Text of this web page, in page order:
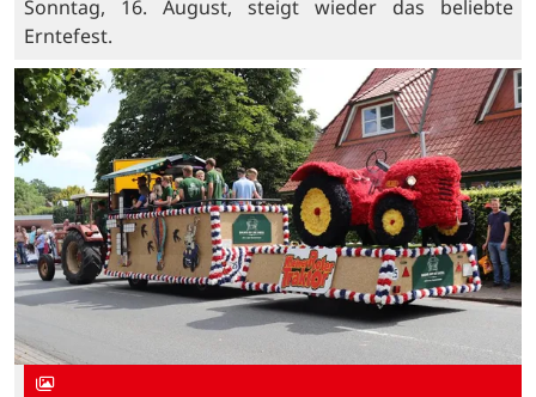
Sonntag, 16. August, steigt wieder das beliebte
Erntefest.